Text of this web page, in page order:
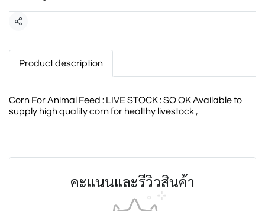
แชร์
Product description
Corn For Animal Feed : LIVE STOCK : SO OK Available to
supply high quality corn for healthy livestock ,
คะแนนและรีวิวสินค้า